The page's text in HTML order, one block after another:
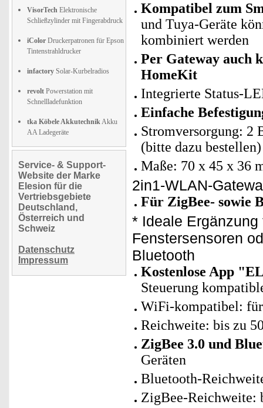
VisorTech Elektronische
Schließzylinder mit Fingerabdruck
iColor Druckerpatronen für Epson
Tintenstrahldrucker
infactory Solar-Kurbelradios
revolt Powerstation mit
Schnellladefunktion
tka Köbele AkkutechnikAkku
AA Ladegeräte
Service- & Support-
Website der Marke
Elesion für die
Vertriebsgebiete
Deutschland,
Österreich und
Schweiz
Datenschutz
Impressum
Kompatibel zum
und Tuya-Geräte
kombiniert werden
Per Gateway auch
HomeKit
Integrierte Status-
Einfache
Stromversorgung: 2
(bitte dazu bestellen)
Maße: 70 x 45 x 36
2in1-WLAN-
Für ZigBee- sowie
* Ideale
Fenstersensoren
Bluetooth
Kostenlose App
Steuerung
WiFi-kompatibel:
Reichweite: bis zu
ZigBee 3.0 und
Geräten
Bluetooth-
ZigBee-Reichweite: